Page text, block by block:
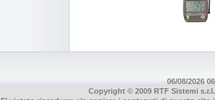
06/08/2026
Copyright © 2009 RTF Sistemi